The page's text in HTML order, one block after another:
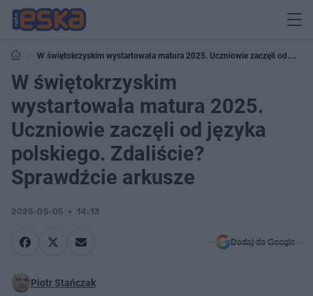
W świętokrzyskim wystartowała matura 2025. Uczniowie zaczęli od
języka polskiego. Zdaliście? Sprawdźcie arkusze
W świętokrzyskim
wystartowała matura 2025.
Uczniowie zaczęli od języka
polskiego. Zdaliście?
Sprawdźcie arkusze
2025-05-05 14:13
Dodaj do Google
Piotr Stańczak